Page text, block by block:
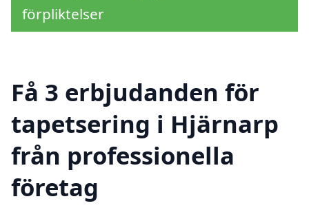
förpliktelser
Få 3 erbjudanden för
tapetsering i Hjärnarp
från professionella
företag